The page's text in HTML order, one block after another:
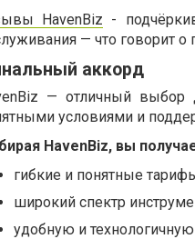
HavenBiz -
— что говорит
аккорд
— отличный выбор
условиями и
HavenBiz, вы
гибкие и понятные
широкий спектр
удобную и